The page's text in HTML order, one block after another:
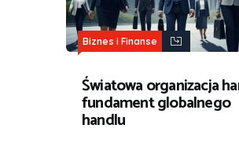
Biznes i Finanse
Światowa organizacja
fundament globalnego
handlu